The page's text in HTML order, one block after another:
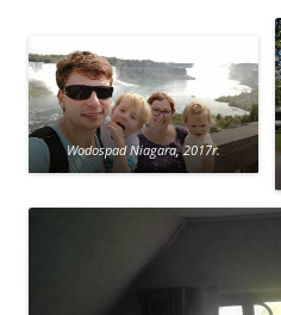
Wodospad Niagara, 2017r.